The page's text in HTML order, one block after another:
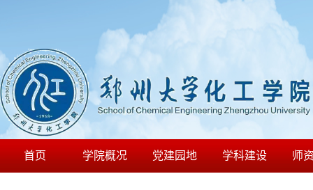
首页 学院概况 党建园地 学科建设 师